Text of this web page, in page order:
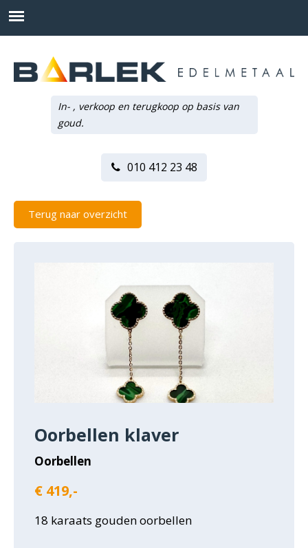
In- , verkoop en terugkoop op basis van
goud.
010 412 23 48
Terug naar overzicht
Oorbellen klaver
Oorbellen
€ 419,-
18 karaats gouden oorbellen